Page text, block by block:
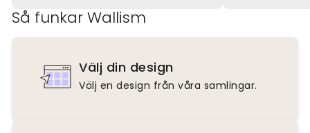
Så funkar Wallism
Välj din design
Välj en design från våra samlingar.